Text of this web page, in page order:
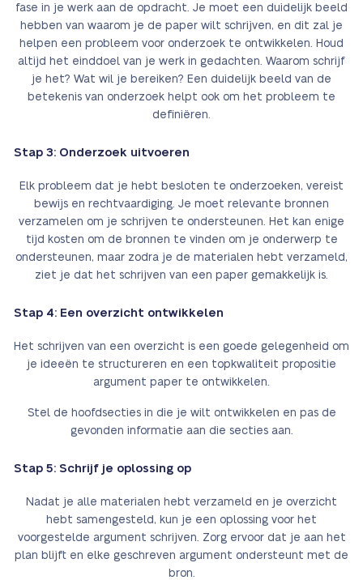
fase in je werk aan de opdracht. Je moet een duidelijk beeld
hebben van waarom je de paper wilt schrijven, en dit zal je
helpen een probleem voor onderzoek te ontwikkelen. Houd
altijd het einddoel van je werk in gedachten. Waarom schrijf
je het? Wat wil je bereiken? Een duidelijk beeld van de
betekenis van onderzoek helpt ook om het probleem te
definiëren.
Stap 3: Onderzoek uitvoeren
Elk probleem dat je hebt besloten te onderzoeken, vereist
bewijs en rechtvaardiging. Je moet relevante bronnen
verzamelen om je schrijven te ondersteunen. Het kan enige
tijd kosten om de bronnen te vinden om je onderwerp te
ondersteunen, maar zodra je de materialen hebt verzameld,
ziet je dat het schrijven van een paper gemakkelijk is.
Stap 4: Een overzicht ontwikkelen
Het schrijven van een overzicht is een goede gelegenheid om
je ideeën te structureren en een topkwaliteit propositie
argument paper te ontwikkelen.
Stel de hoofdsecties in die je wilt ontwikkelen en pas de
gevonden informatie aan die secties aan.
Stap 5: Schrijf je oplossing op
Nadat je alle materialen hebt verzameld en je overzicht
hebt samengesteld, kun je een oplossing voor het
voorgestelde argument schrijven. Zorg ervoor dat je aan het
plan blijft en elke geschreven argument ondersteunt met de
bron.